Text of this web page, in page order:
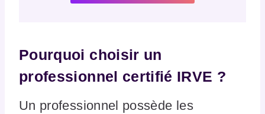
Pourquoi choisir un
professionnel certifié IRVE ?
Un professionnel possède les